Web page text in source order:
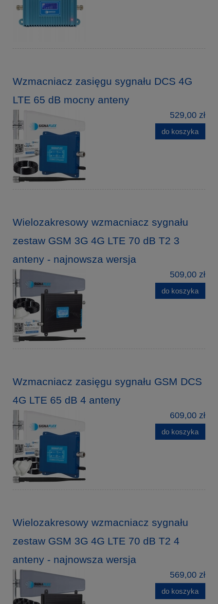
Wzmacniacz zasięgu sygnału DCS 4G
LTE 65 dB mocny anteny
529,00 zł
do koszyka
Wielozakresowy wzmacniacz sygnału
zestaw GSM 3G 4G LTE 70 dB T2 3
anteny - najnowsza wersja
509,00 zł
do koszyka
Wzmacniacz zasięgu sygnału GSM DCS
4G LTE 65 dB 4 anteny
609,00 zł
do koszyka
Wielozakresowy wzmacniacz sygnału
zestaw GSM 3G 4G LTE 70 dB T2 4
anteny - najnowsza wersja
569,00 zł
do koszyka